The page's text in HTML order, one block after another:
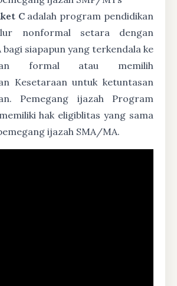
Cadalah program pendidikan
nonformal setara dengan
bagi siapapun yang terkendala ke
formal atau memilih
Kesetaraan untuk ketuntasan
Pemegang ijazah Program
hak eligiblitas yang sama
ijazah SMA/MA.